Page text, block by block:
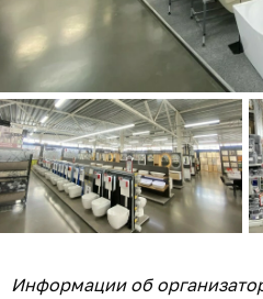
Информации об